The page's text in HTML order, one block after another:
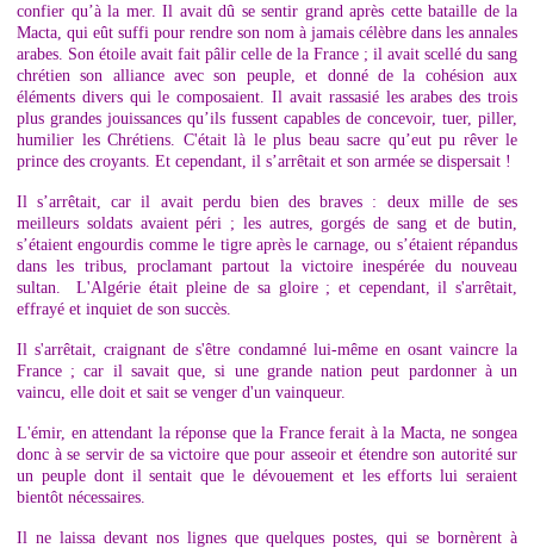
confier qu’à la mer. Il avait dû se sentir grand après cette bataille de la
Macta, qui eût suffi pour rendre son nom à jamais célèbre dans les annales
arabes. Son étoile avait fait pâlir celle de la France ; il avait scellé du sang
chrétien son alliance avec son peuple, et donné de la cohésion aux
éléments divers qui le composaient. Il avait rassasié les arabes des trois
plus grandes jouissances qu’ils fussent capables de concevoir, tuer, piller,
humilier les Chrétiens. C'était là le plus beau sacre qu’eut pu rêver le
prince des croyants. Et cependant, il s’arrêtait et son armée se dispersait !
Il s’arrêtait, car il avait perdu bien des braves : deux mille de ses
meilleurs soldats avaient péri ; les autres, gorgés de sang et de butin,
s’étaient engourdis comme le tigre après le carnage, ou s’étaient répandus
dans les tribus, proclamant partout la victoire inespérée du nouveau
sultan. L'Algérie était pleine de sa gloire ; et cependant, il s'arrêtait,
effrayé et inquiet de son succès.
Il s'arrêtait, craignant de s'être condamné lui-même en osant vaincre la
France ; car il savait que, si une grande nation peut pardonner à un
vaincu, elle doit et sait se venger d'un vainqueur.
L'émir, en attendant la réponse que la France ferait à la Macta, ne songea
donc à se servir de sa victoire que pour asseoir et étendre son autorité sur
un peuple dont il sentait que le dévouement et les efforts lui seraient
bientôt nécessaires.
Il ne laissa devant nos lignes que quelques postes, qui se bornèrent à